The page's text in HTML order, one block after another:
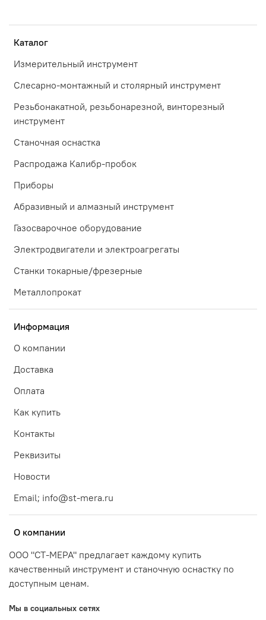
Каталог
Измерительный инструмент
Слесарно-монтажный и столярный инструмент
Резьбонакатной, резьбонарезной, винторезный
инструмент
Станочная оснастка
Распродажа Калибр-пробок
Приборы
Абразивный и алмазный инструмент
Газосварочное оборудование
Электродвигатели и электроагрегаты
Станки токарные/фрезерные
Металлопрокат
Информация
О компании
Доставка
Оплата
Как купить
Контакты
Реквизиты
Новости
Email; info@st-mera.ru
О компании
ООО "СТ-МЕРА" предлагает каждому купить
качественный инструмент и станочную оснастку по
доступным ценам.
Мы в социальных сетях